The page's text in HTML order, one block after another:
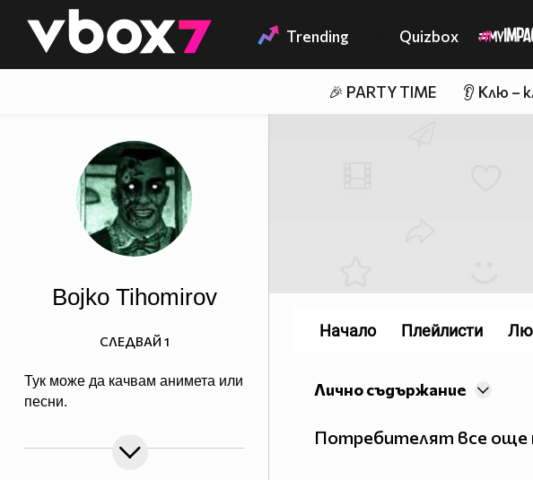
👾 Trending Quizbox
🎉 PARTY TIME 👂 Клю –
Bojko Tihomirov
Тук може да качвам анимета или
песни.
СЛЕДВАЙ 1
Лично съдържание
Потребителят все още
Начало Плейлисти